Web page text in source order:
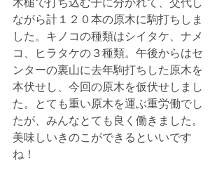
木槌で打ち込む子に分かれて、交代し
ながら計１２０本の原木に駒打ちしま
した。キノコの種類はシイタケ、ナメ
コ、ヒラタケの３種類。午後からはセ
ンターの裏山に去年駒打ちした原木を
本伏せし、今回の原木を仮伏せしまし
た。とても重い原木を運ぶ重労働でし
たが、みんなとても良く働きました。
美味しいきのこができるといいです
ね！